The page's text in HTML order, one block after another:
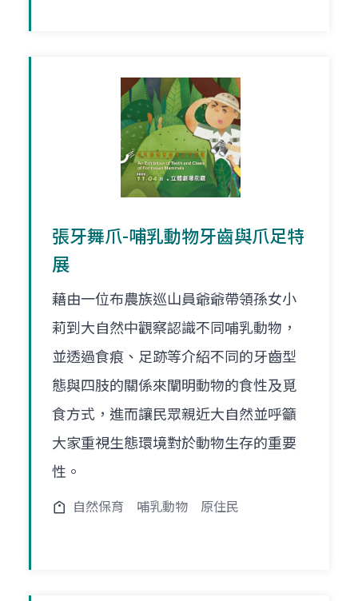
張牙舞爪-哺乳動物牙齒與爪足特
展
藉由一位布農族巡山員爺爺帶領孫女小
莉到大自然中觀察認識不同哺乳動物，
並透過食痕、足跡等介紹不同的牙齒型
態與四肢的關係來闡明動物的食性及覓
食方式，進而讓民眾親近大自然並呼籲
大家重視生態環境對於動物生存的重要
性。
自然保育 哺乳動物 原住民